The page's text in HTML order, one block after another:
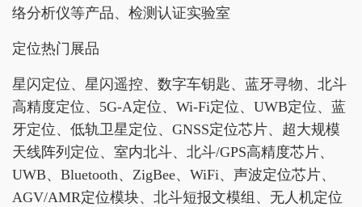
络分析仪等产品、检测认证实验室
定位热门展品
星闪定位、星闪遥控、数字车钥匙、蓝牙寻物、北斗
高精度定位、5G-A定位、Wi-Fi定位、UWB定位、蓝
牙定位、低轨卫星定位、GNSS定位芯片、超大规模
天线阵列定位、室内北斗、北斗/GPS高精度芯片、
UWB、Bluetooth、ZigBee、WiFi、声波定位芯片、
AGV/AMR定位模块、北斗短报文模组、无人机定位